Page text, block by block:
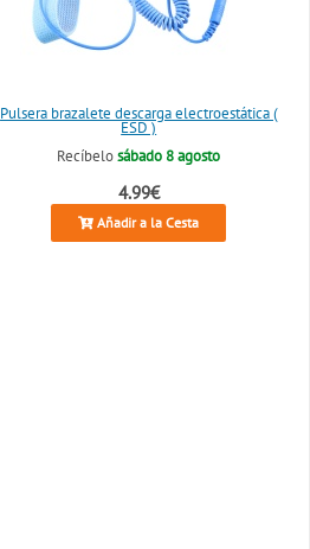
Pulsera brazalete descarga electroestática (
ESD )
Recíbelosábado 8 agosto
4.99€
Añadir a la Cesta